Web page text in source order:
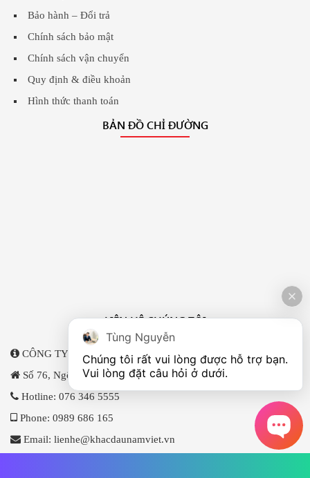
Bảo hành – Đổi trả
Chính sách bảo mật
Chính sách vận chuyển
Quy định & điều khoản
Hình thức thanh toán
BẢN ĐỒ CHỈ ĐƯỜNG
LIÊN HỆ CHÚNG TÔI
CÔNG TY TNHH KHẮC DẤU NAM VIỆT
Số 76, Ngõ 146 Trung Kính, Yên Hoà, Cầu Giấy, Hà Nội
Hotline: 076 346 5555
Phone: 0989 686 165
Email: lienhe@khacdaunamviet.vn
Tùng Nguyễn
Chúng tôi rất vui lòng được hỗ trợ bạn.
Vui lòng đặt câu hỏi ở dưới.